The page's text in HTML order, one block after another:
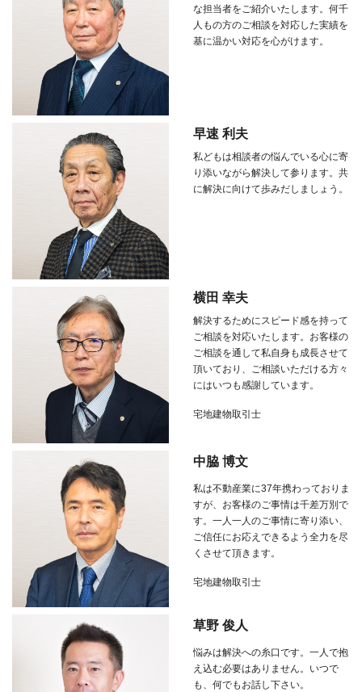
な担当者をご紹介いたします。何千
人もの方のご相談を対応した実績を
基に温かい対応を心がけます。
早速 利夫
私どもは相談者の悩んでいる心に寄
り添いながら解決して参ります。共
に解決に向けて歩みだしましょう。
横田 幸夫
解決するためにスピード感を持って
ご相談を対応いたします。お客様の
ご相談を通して私自身も成長させて
頂いており、ご相談いただける方々
にはいつも感謝しています。
宅地建物取引士
中脇 博文
私は不動産業に37年携わっておりま
すが、お客様のご事情は千差万別で
す。一人一人のご事情に寄り添い、
ご信任にお応えできるよう全力を尽
くさせて頂きます。
宅地建物取引士
草野 俊人
悩みは解決への糸口です。一人で抱
え込む必要はありません。いつで
も、何でもお話し下さい。